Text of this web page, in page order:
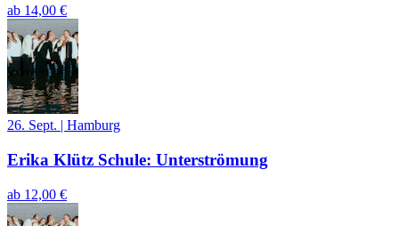
ab 14,00 €
26. Sept. | Hamburg
Erika Klütz Schule: Unterströmung
ab 12,00 €